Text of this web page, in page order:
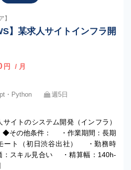
】
】某求人サイトインフラ開
円 / 月
・Python
週5日
サイトのシステム開発（インフラ）
◆その他条件： ・作業期間：長期
ート（初日渋谷出社） ・勤務時
スキル見合い ・精算幅：140h-